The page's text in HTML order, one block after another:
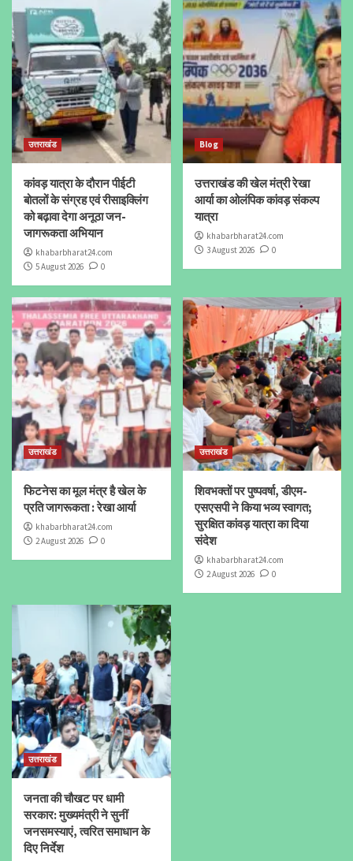
उत्तराखंड
कांवड़ यात्रा के दौरान पीईटी
बोतलों के संग्रह एवं रीसाइक्लिंग
को बढ़ावा देगा अनूठा जन-
जागरूकता अभियान
khabarbharat24.com
5 August 2026
0
Blog
उत्तराखंड की खेल मंत्री रेखा
आर्या का ओलंपिक कांवड़ संकल्प
यात्रा
khabarbharat24.com
3 August 2026
0
उत्तराखंड
फिटनेस का मूल मंत्र है खेल के
प्रति जागरूकता : रेखा आर्या
khabarbharat24.com
2 August 2026
0
उत्तराखंड
शिवभक्तों पर पुष्पवर्षा, डीएम-
एसएसपी ने किया भव्य स्वागत;
सुरक्षित कांवड़ यात्रा का दिया
संदेश
khabarbharat24.com
2 August 2026
0
उत्तराखंड
जनता की चौखट पर धामी
सरकार: मुख्यमंत्री ने सुनीं
जनसमस्याएं, त्वरित समाधान के
दिए निर्देश